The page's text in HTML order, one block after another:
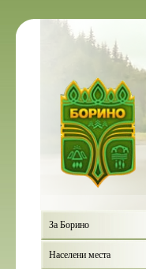
За Борино
Населени места